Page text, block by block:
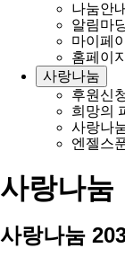
나눔안내
알림마
마이페
홈페이지
사랑나눔
후원신
희망의
사랑나
엔젤스
사랑나눔
사랑나눔